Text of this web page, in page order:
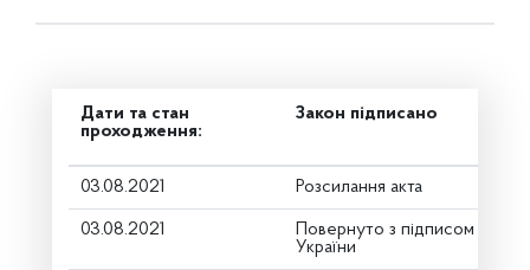
Дати та стан
проходження:
Закон підписано
03.08.2021 Розсилання акта
03.08.2021
Повернуто з підписом від
України